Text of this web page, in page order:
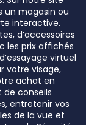
un magasin ou
interactive.
d’accessoires
les prix affichés
virtuel
votre visage,
achat en
conseils
entretenir vos
de la vue et